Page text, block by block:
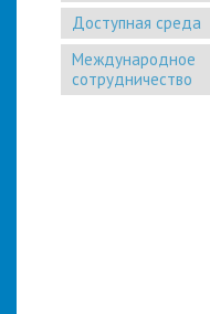
Доступная среда
Международное
сотрудничество